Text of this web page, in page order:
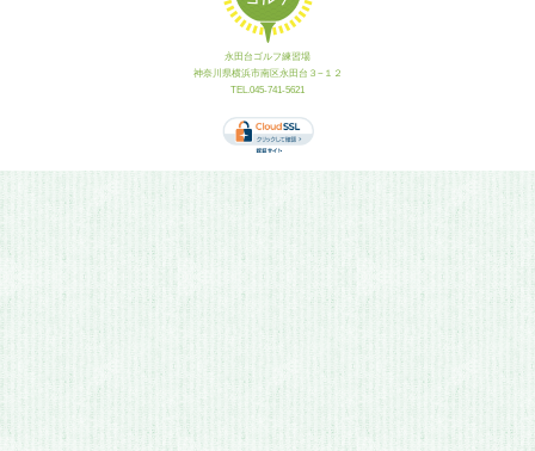
永田台ゴルフ練習場
神奈川県横浜市南区永田台３−１２
TEL.045-741-5621